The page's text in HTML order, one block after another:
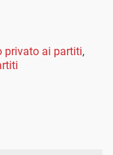
privato ai partiti,